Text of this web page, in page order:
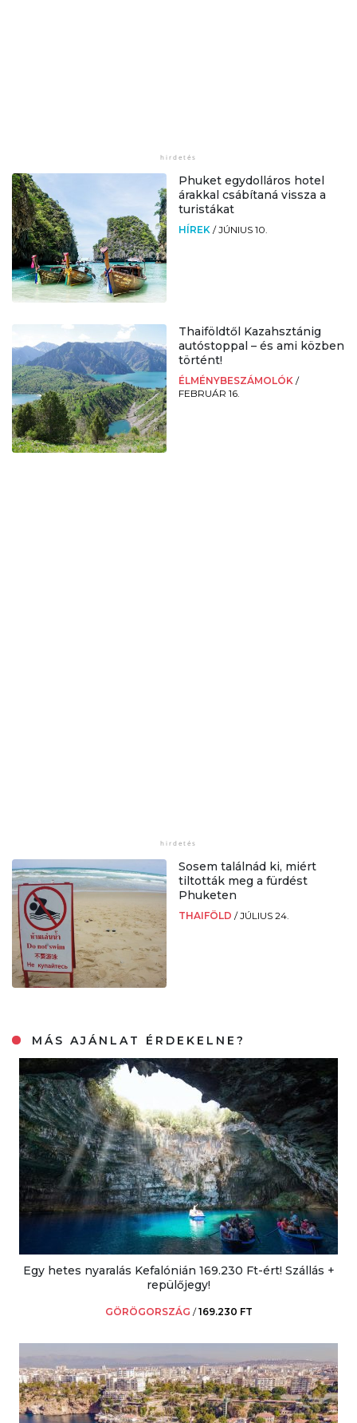
Phuket egydolláros hotel
árakkal csábítaná vissza a
turistákat
HÍREK /JÚNIUS 10.
Thaiföldtől Kazahsztánig
autóstoppal – és ami közben
történt!
ÉLMÉNYBESZÁMOLÓK /
FEBRUÁR 16.
Sosem találnád ki, miért
tiltották meg a fürdést
Phuketen
THAIFÖLD /JÚLIUS 24.
MÁS AJÁNLAT ÉRDEKELNE?
Egy hetes nyaralás Kefalónián 169.230 Ft-ért! Szállás +
repülőjegy!
GÖRÖGORSZÁG /169.230 FT